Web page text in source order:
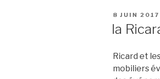
PUBLIÉ
8 JUIN 2017
la
Ricard et
mobiliers